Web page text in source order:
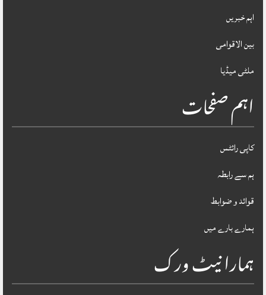
اہم خبریں
بین الاقوامی
ملٹی میڈیا
اہم صفحات
کاپی رائٹس
ہم سے رابطہ
قوائد و ضوابط
ہمارے بارے میں
ہمارا نیٹ ورک